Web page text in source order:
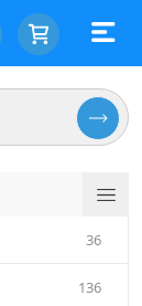
36
136